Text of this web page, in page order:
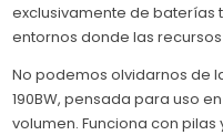
exclusivamente de baterías
entornos donde las
No podemos olvidarnos de
190BW, pensada para uso
volumen. Funciona con